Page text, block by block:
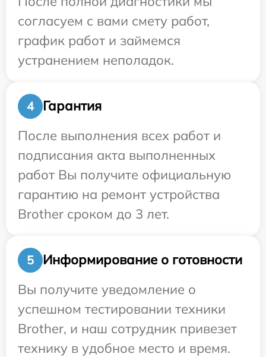
согласуем с вами смету работ,
график работ и займемся
устранением неполадок.
4
Гарантия
После выполнения всех работ и
подписания акта выполненных
работ Вы получите официальную
гарантию на ремонт устройства
Brother сроком до 3 лет.
5
Информирование о готовности
Вы получите уведомление о
успешном тестировании техники
Brother, и наш сотрудник привезет
технику в удобное место и время.